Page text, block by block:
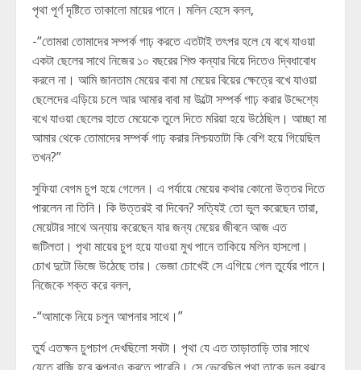
পৃথা পূর্ণ দৃষ্টিতে তাকালো মায়ের পানে। মলিন হেসে বলল,
-“তোমরা তোমাদের সম্পর্ক গাঢ় করতে এতটাই তৎপর হলে যে বখে যাওয়া
একটা ছেলের সাথে নিজের ১০ বছরের শিশু কন্যার বিয়ে দিতেও দ্বিধাবোধ
করলে না। আমি জানতাম মেয়ের বাবা মা মেয়ের বিয়ের ক্ষেত্রে বখে যাওয়া
ছেলেদের এড়িয়ে চলে আর আমার বাবা মা উল্টো সম্পর্ক গাঢ় করার উদ্দেশ্যে
বখে যাওয়া ছেলের হাতে মেয়েকে তুলে দিতে মরিয়া হয়ে উঠেছিল। আচ্ছা মা
আমার থেকে তোমাদের সম্পর্ক গাঢ় করার নিশ্চয়তাটা কি বেশি হয়ে গিয়েছিল
তখন?”
সুফিয়া বেগম চুপ হয়ে গেলেন। এ পর্যায়ে মেয়ের কথার কোনো উত্তর দিতে
পারলেন না তিনি। কি উত্তরই বা দিবেন? সত্যিই তো ভুল করেছেন তারা,
মেয়েটার সাথে অন্যায় করেছেন যার জন্য মেয়ের জীবনে আজ এত
জটিলতা। পৃথা মায়ের চুপ হয়ে যাওয়া মুখ পানে তাকিয়ে মলিন হাসলো।
চোখ দুটো ভিজে উঠেছে তার। ভেজা চোখেই সে এগিয়ে গেল তুর্যের পানে।
নিজেকে শক্ত করে বলল,
-“আমাকে নিয়ে চলুন আপনার সাথে।”
তুর্য এতক্ষন চুপচাপ দেখছিলো সবটা। পৃথা যে এত তাড়াতাড়ি তার সাথে